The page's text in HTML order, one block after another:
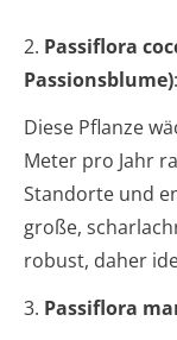
2. Passiflora
Passionsblume):
Diese Pflanze
Meter pro Jahr
Standorte und
große,
robust, daher
3. Passiflora